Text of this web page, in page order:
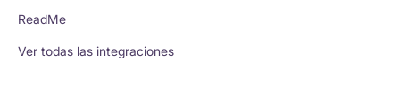
ReadMe
Ver todas las integraciones